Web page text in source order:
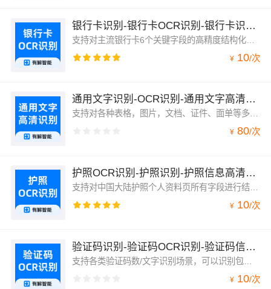
银行卡识别-银行卡OCR识别-银行卡识别-银行卡信息高清识别-有解智能
¥ 10/次
通用文字识别-OCR识别-通用文字高清识别-有解智能
支持对各种表格，图片，文档、证件、面单等多种通用场景进行快速、精准的检测和识别，同时支持多语言印刷体、手写体、倾斜、折叠、旋转等文字形式。
¥ 80/次
护照OCR识别-护照识别-护照信息高清识别-有解智能
¥ 10/次
验证码识别-验证码OCR识别-验证码信息识别-有解智能
¥ 10/次